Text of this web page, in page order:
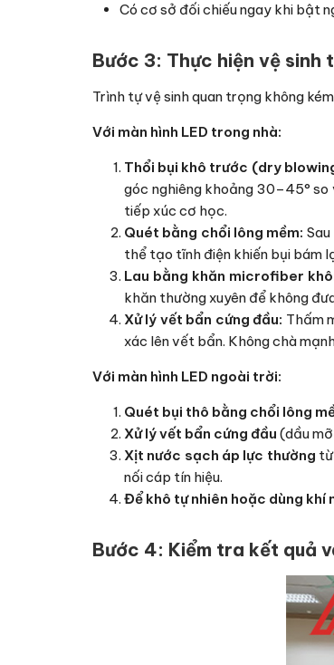
Có cơ sở đối chiếu ngay khi bật
Bước 3: Thực hiện vệ
Trình tự vệ sinh quan trọng không
Với màn hình LED trong nhà:
Thổi bụi khô trước (dry
góc nghiêng khoảng 30–45°
tiếp xúc cơ học.
Quét bằng chổi lông mềm:
thể tạo tĩnh điện khiến bụi bám
Lau bằng khăn microfiber
khăn thường xuyên để không
Xử lý vết bẩn cứng đầu: Thấm
xác lên vết bẩn. Không chà
Với màn hình LED ngoài trời:
Quét bụi thô bằng chổi lông
Xử lý vết bẩn cứng đầu (dầu
Xịt nước sạch áp lực thường
nối cáp tín hiệu.
Để khô tự nhiên hoặc dùng khí
Bước 4: Kiểm tra kết quả